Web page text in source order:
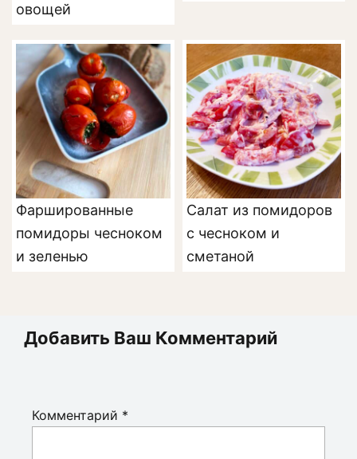
овощей
Фаршированные
помидоры чесноком
и зеленью
Салат из помидоров
с чесноком и
сметаной
Добавить Ваш Комментарий
Комментарий *